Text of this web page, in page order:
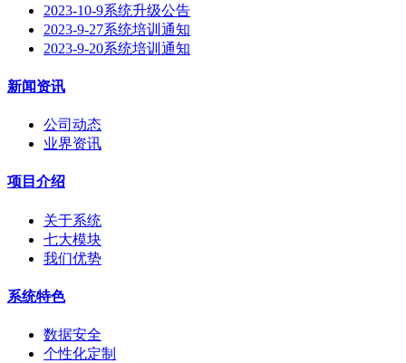
2023-10-9系统升级公告
2023-9-27系统培训通知
2023-9-20系统培训通知
新闻资讯
公司动态
业界资讯
项目介绍
关于系统
七大模块
我们优势
系统特色
数据安全
个性化定制